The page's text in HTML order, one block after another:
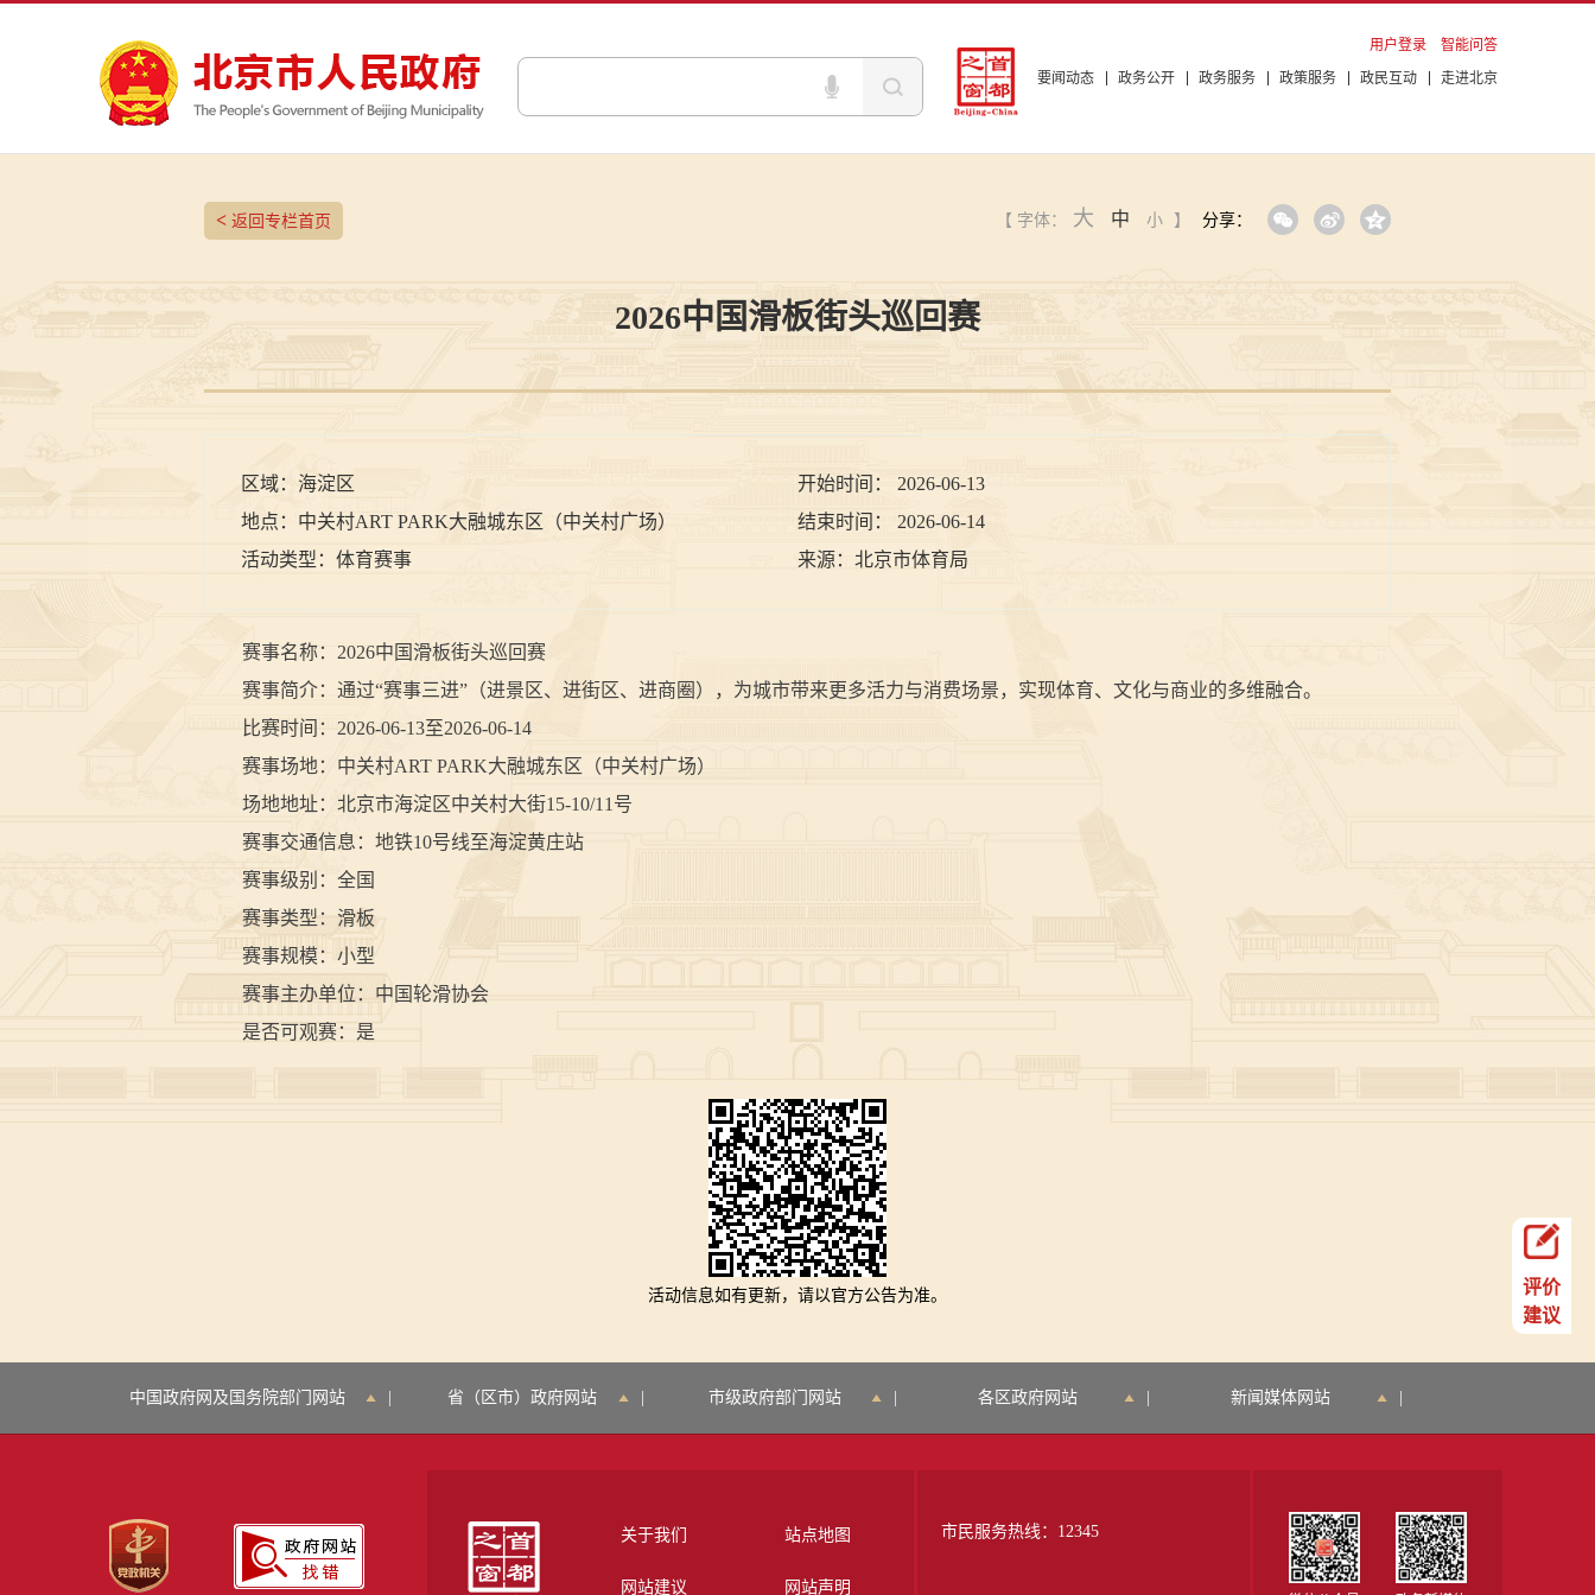
要闻动态 政务公开 政务服务 政策服务 政民互动 走进北京
用户登录 智能问答
< 返回专栏首页 分享：
【 字体： 大 中 小 】
2026中国滑板街头巡回赛
区域： 海淀区 开始时间：
2026-06-13
地点： 中关村ART PARK大融城东区（中关村广场） 结束时间：
2026-06-14
活动类型： 体育赛事 来源： 北京市体育局
赛事名称：2026中国滑板街头巡回赛
赛事简介：通过“赛事三进”（进景区、进街区、进商圈），为城市带来更多活力与消费场景，实现体育、文化与商业的多维融合。
比赛时间：2026-06-13至2026-06-14
赛事场地：中关村ART PARK大融城东区（中关村广场）
场地地址：北京市海淀区中关村大街15-10/11号
赛事交通信息：地铁10号线至海淀黄庄站
赛事级别：全国
赛事类型：滑板
赛事规模：小型
赛事主办单位：中国轮滑协会
是否可观赛：是
活动信息如有更新，请以官方公告为准。
评价
建议
中国政府网及国务院部门网站 省（区市）政府网站 市级政府部门网站 各区政府网站 新闻媒体网站
关于我们 站点地图
网站建议 网站声明
市民服务热线：12345